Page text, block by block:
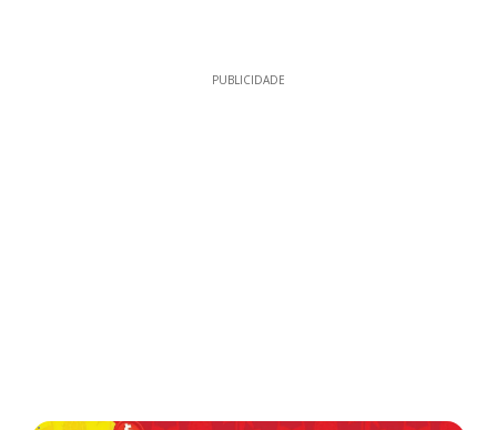
PUBLICIDADE